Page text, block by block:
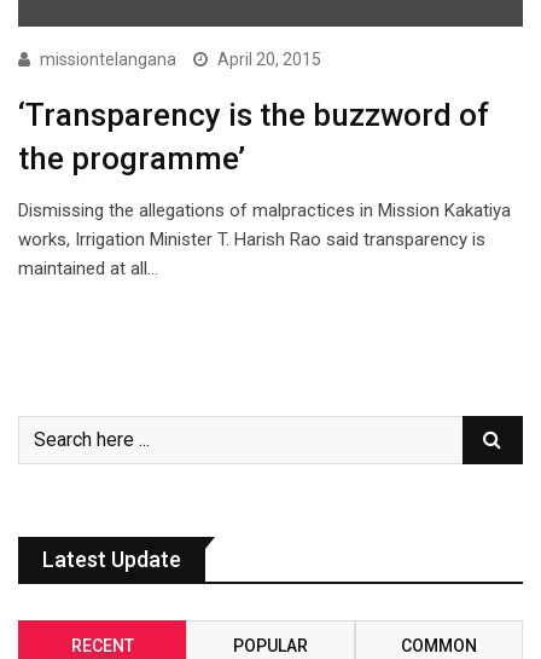
missiontelangana April 20, 2015
‘Transparency is the buzzword of
the programme’
Dismissing the allegations of malpractices in Mission Kakatiya
works, Irrigation Minister T. Harish Rao said transparency is
maintained at all…
Latest Update
RECENT POPULAR COMMON